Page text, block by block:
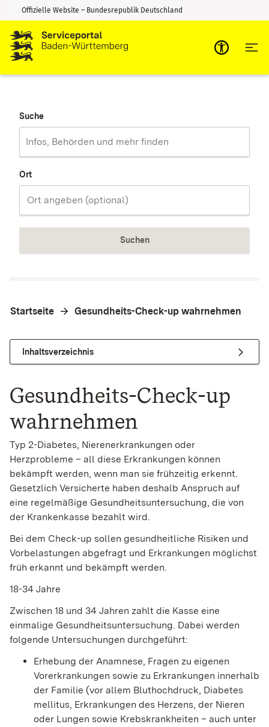
Zum Inhalt springen
Zur Suche springen
Offizielle Website – Bundesrepublik Deutschland
Suche
Ort
Suchen
Startseite Gesundheits-Check-up wahrnehmen
Inhaltsverzeichnis
Gesundheits-Check-up
wahrnehmen
Typ 2-Diabetes, Nierenerkrankungen oder
Herzprobleme – all diese Erkrankungen können
bekämpft werden, wenn man sie frühzeitig erkennt.
Gesetzlich Versicherte haben deshalb Anspruch auf
eine regelmäßige Gesundheitsuntersuchung, die von
der Krankenkasse bezahlt wird.
Bei dem Check-up sollen gesundheitliche Risiken und
Vorbelastungen abgefragt und Erkrankungen möglichst
früh erkannt und bekämpft werden.
18-34 Jahre
Zwischen 18 und 34 Jahren zahlt die Kasse eine
einmalige Gesundheitsuntersuchung. Dabei werden
folgende Untersuchungen durchgeführt:
Erhebung der Anamnese, Fragen zu eigenen
Vorerkrankungen sowie zu Erkrankungen innerhalb
der Familie (vor allem Bluthochdruck, Diabetes
mellitus, Erkrankungen des Herzens, der Nieren
oder Lungen sowie Krebskrankheiten – auch unter